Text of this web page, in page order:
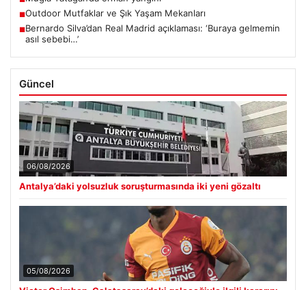
■Outdoor Mutfaklar ve Şık Yaşam Mekanları
■Bernardo Silva’dan Real Madrid açıklaması: ‘Buraya gelmemin
asıl sebebi…’
Güncel
06/08/2026
Antalya’daki yolsuzluk soruşturmasında iki yeni gözaltı
05/08/2026